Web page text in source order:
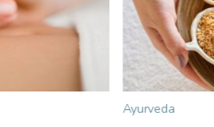
Ayurveda